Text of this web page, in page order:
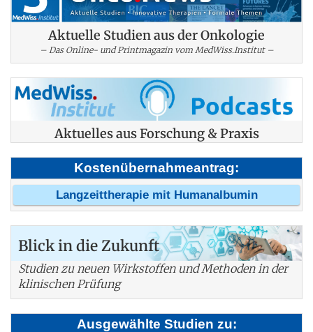
Aktuelle Studien aus der Onkologie
– Das Online- und Printmagazin vom MedWiss.Institut –
Aktuelles aus Forschung & Praxis
Kostenübernahmeantrag:
Langzeittherapie mit Humanalbumin
Blick in die Zukunft
Studien zu neuen Wirkstoffen und Methoden in der
klinischen Prüfung
Ausgewählte Studien zu: